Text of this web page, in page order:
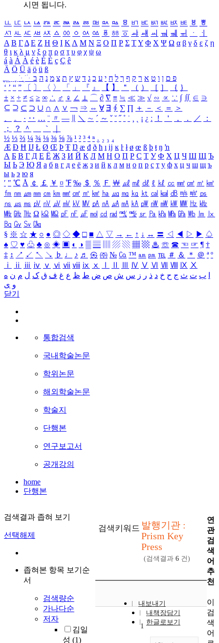
시면 됩니다.
ㅥ ㅦ ㅧ ㅨ ㅩ ㅪ ㅫ ㅬ ㅭ ㅮ ㅯ ㅰ ㅱ ㅲ ㅳ ㅴ ㅵ ㅶ ㅷ ㅸ
ㅹ
ㅺ ㅻ ㅼ ㅽ ㅾ ㅿ ㆀ ㆁ ㆂ ㆃ ㆄ ㆅ ㆆ ㆇ ㆈ ㆉ ㆊ ㆋ ㆌ ㆍ
ㆎ
Α Β ΓΔ Ε Ζ Η Θ Ι ΚΛ Μ Ν Ξ Ο Π Ρ Σ ΤΥ Φ Χ Ψ Ω α β γ δ ε ζ η
θ ι κ λ μ ν ξ ο π ρ σ τ υ φ χ ψ ω
á à Á À é è É È ç Ç ê
Ä Ö Ü ä ö ü ß
ִֶֹ ֻּ ׁׂ פ ם ן ו ט א ר ק ף ך ל ח י ע כ ג ד ש ץ ת צ מ נ ה ב
‘ ’ “ ” 〔 〕 〈 〉 「 」 『 』 【 】 ＂ （ ） ［ ］ ｛ ｝
± × ÷ ≠ ≤ ≥ ∞ ∴ ♂ ♀ ∠ ⊥ ⌒ ∂ ∇ ≡ ≒ ≪ ≫ √ ∽ ∝ ∵ ∫ ∬ ∈ ∋
⊆ ⊇ ⊂ ⊃ ∪ ∩ ∧ ∨ ￢ ⇒ ⇔ ∀ ∃ ∮ ∑ ∏ ＋ － ＜ ＝
＞
、
。 · ‥ … ¨ 〃 ― ＼ ∼ ´ ～ ˇ ˘ ˝ ˚ ˙ ¸ ¡ ¿ ː ！ ＇ ， ． ／
：
；
？ ＾ ｀
½ ⅓ ⅔ ¼ ¾ ⅛ ⅜ ⅝ ⅞ ¹ ² ³ ⁴ ⁿ ₁ ₂ ₃ ₄
Æ Ð Ħ Ĳ Ł Ø Œ Þ Ŧ Ŋ æ đ ð ħ ı ĳ ĸ ŀ ł ø œ ß þ ŧ ŋ ŉ
А Б В Г Д Е Ё Ж З И Й К Л М Н О П Р С Т У Ф Х Ц Ч Ш Щ Ъ
Ы Ь Э Ю Я а б в г д е ё ж з и й к л м н о п р с т у ф х ц ч ш щ ъ
ы ь э ю я
′ ″ ℃ Å ￠ ￡ ￥ ¤ ℉ ‰ ＄ ％ Ｆ ￦ ㎕ ㎖ ㎗ ℓ ㎘ ㏄ ㎣ ㎤ ㎥ ㎦
㎙ ㎚ ㎛ ㎜ ㎝ ㎞ ㎟ ㎠ ㎡ ㎢ ㏊ ㎍ ㎎ ㎏ ㏏ ㎈ ㎉ ㏈ ㎧ ㎨ ㎰
㎱ ㎲ ㎳ ㎴ ㎵ ㎶ ㎷ ㎸ ㎹ ㎀ ㎁ ㎂ ㎃ ㎄ ㎺ ㎻ ㎽ ㎾ ㎿ ㎐ ㎑
㎒ ㎓ ㎔ Ω ㏀ ㏁ ㎊ ㎋ ㎌ ㏖ ㏅ ㎭ ㎮ ㎯ ㏛ ㎩ ㎪ ㎫ ㎬ ㏝ ㏐
㏓
㏃ ㏉ ㏜ ㏆
§ ※ ☆ ★ ○ ● ◎ ◇ ◆ □ ■ △ ▽ → ← ↑ ↓ ↔ 〓 ◁ ◀ ▷ ▶ ♤
♠ ♡ ♥ ♧ ♣ ⊙ ◈ ▣ ◐ ◑ ▒ ▤ ▨ ▧ ▦ ▩ ♨ ☏ ☎ ☜ ☞ ¶ †
‡ ↕ ↗ ↙ ↖ ↘ ♭ ♩ ♪ ♬ ㉿ ㈜ № ㏇ ™ ㏂ ㏘ ℡ ＃ ＆ ＊ ＠ ª º
ⅰ
ⅱ ⅲ ⅳ ⅴ ⅵ ⅶ ⅷ ⅸ ⅹ Ⅳ Ⅴ Ⅵ Ⅶ Ⅷ Ⅸ Ⅹ
ب ت ث ج ح خ د ذ ر ز س ش ص ض ط ظ ع غ ف ق ک ل م ن ه
و ی
닫기
통합검색
국내학술논문
학위논문
해외학술논문
학술지
단행본
연구보고서
공개강의
home
단행본
검색결과 좁혀 보기
선택해제
좁혀본 항목 보기순
서
검색량순
가나다순
저자
김일
성 (1)
검색키워드 발행기관 :
Prism Key
Press
(검색결과 6 건)
내보내기
내책장담기
한글로보기
1
연
관
검
색
어
추
천
이
검
색
어